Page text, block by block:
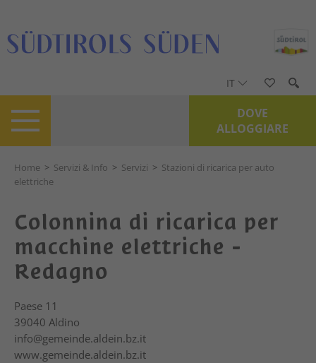
IT
DOVE
ALLOGGIARE
Home > Servizi & Info > Servizi > Stazioni di ricarica per auto
elettriche
Colonnina di ricarica per
macchine elettriche -
Redagno
Paese 11
39040 Aldino
info@gemeinde.aldein.bz.it
www.gemeinde.aldein.bz.it